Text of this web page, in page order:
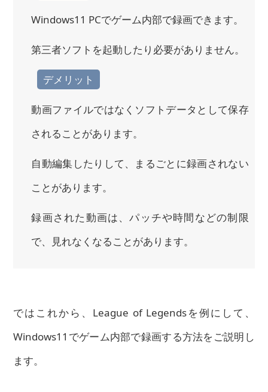
Windows11 PCでゲーム内部で録画できます。
第三者ソフトを起動したり必要がありません。
デメリット
動画ファイルではなくソフトデータとして保存
されることがあります。
自動編集したりして、まるごとに録画されない
ことがあります。
録画された動画は、パッチや時間などの制限
で、見れなくなることがあります。
ではこれから、League of Legendsを例にして、
Windows11でゲーム内部で録画する方法をご説明し
ます。